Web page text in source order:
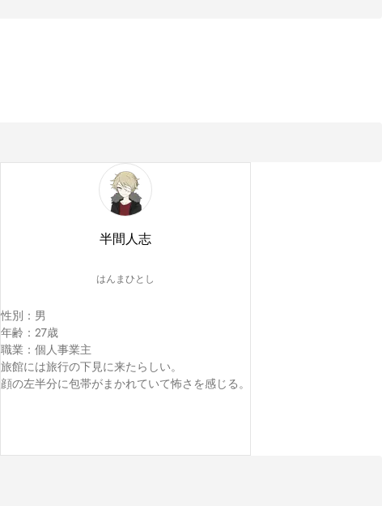
半間人志
はんまひとし
性別：男
年齢：27歳
職業：個人事業主
旅館には旅行の下見に来たらしい。
顔の左半分に包帯がまかれていて怖さを感じる。